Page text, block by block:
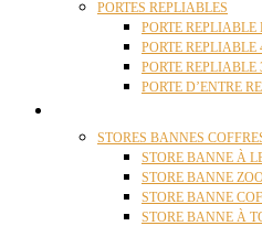
PORTES REPLIABLES
PORTE
PORTE
PORTE
PORTE D’ENTRE
STORES BANNES
STORE BANNE À
STORE BANNE
STORE BANNE
STORE BANNE À